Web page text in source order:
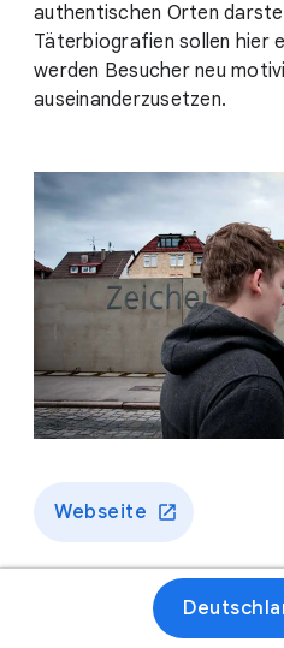
authentischen Orten
Täterbiografien sollen hier
werden Besucher neu
auseinanderzusetzen.
Webseite